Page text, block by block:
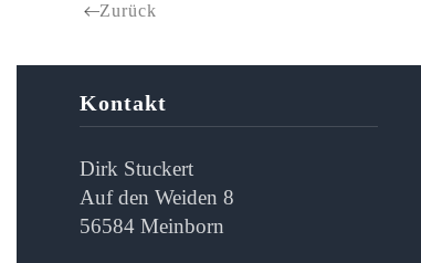
Zurück
Kontakt
Dirk Stuckert
Auf den Weiden 8
56584 Meinborn